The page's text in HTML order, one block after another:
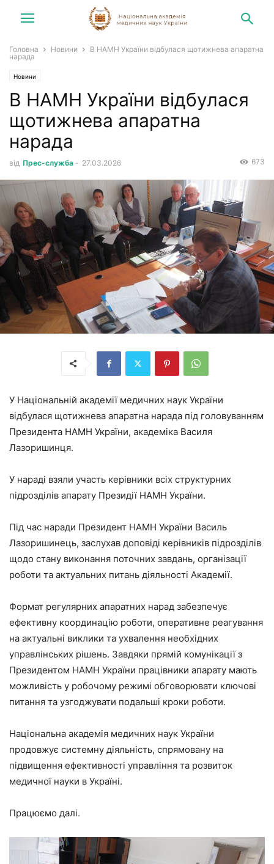
Головна Новини
В НАМН України відбулася щотижнева апаратна
нарада
Новини
В НАМН України відбулася
щотижнева апаратна
нарада
від Прес-служба - 27.03.2026 673
У Національній академії медичних наук України
відбулася щотижнева апаратна нарада під головуванням
Президента НАМН України, академіка Василя
Лазоришинця.
У нараді взяли участь керівники всіх структурних
підрозділів апарату Президії НАМН України.
Під час наради Президент НАМН України Василь
Лазоришинець, заслухав доповіді керівників підрозділів
щодо стану виконання поточних завдань, організації
роботи та актуальних питань діяльності Академії.
Формат регулярних апаратних нарад забезпечує
ефективну координацію роботи, оперативне реагування
на актуальні виклики та ухвалення необхідних
управлінських рішень. Завдяки прямій комунікації з
Президентом НАМН України працівники апарату мають
можливість у робочому режимі обговорювати ключові
питання та узгоджувати подальші кроки роботи.
Національна академія медичних наук України
продовжує системну діяльність, спрямовану на
підвищення ефективності управління та розвиток
медичної науки в Україні.
Працюємо далі.